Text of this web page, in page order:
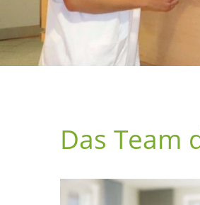
Das Team